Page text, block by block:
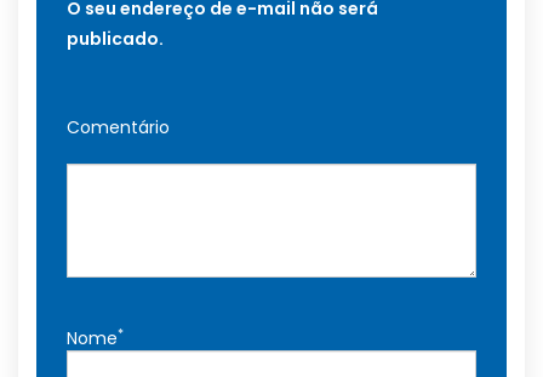
O seu endereço de e-mail não será
publicado.
Comentário
Nome*